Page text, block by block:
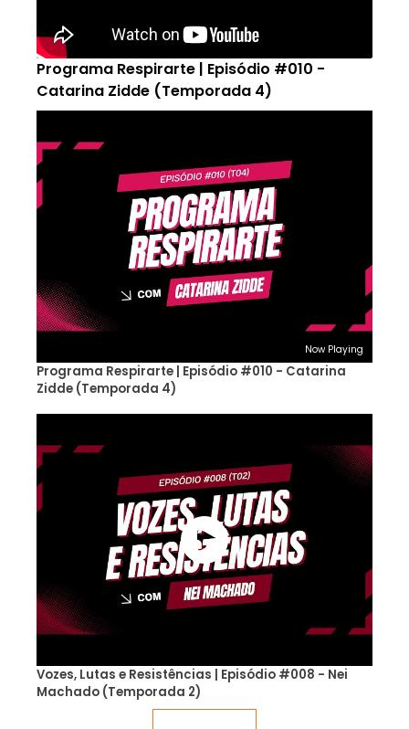
Programa Respirarte | Episódio #010 -
Catarina Zidde (Temporada 4)
Now Playing
Programa Respirarte | Episódio #010 - Catarina
Zidde (Temporada 4)
Vozes, Lutas e Resistências | Episódio #008 - Nei
Machado (Temporada 2)